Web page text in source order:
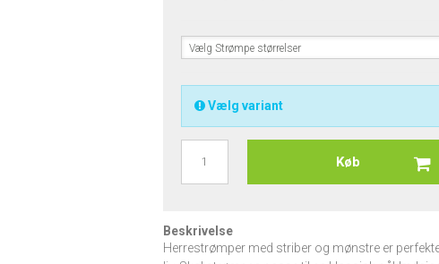
Vælg Strømpe størrelser
Vælg variant
Køb
Beskrivelse
Herrestrømper med striber og mønstre er